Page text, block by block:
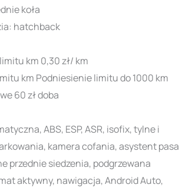
koła
hatchback
km 0,30 zł/ km
km Podniesienie limitu do 1000 km
60 zł doba
ABS, ESP, ASR, isofix, tylne i
kamera cofania, asystent pasa
przednie siedzenia, podgrzewana
aktywny, nawigacja, Android Auto,